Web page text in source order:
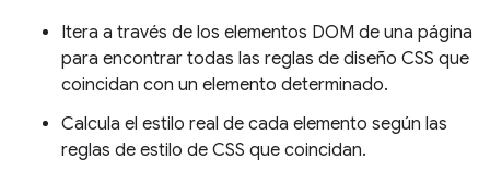
Itera a través de los elementos DOM de una página
para encontrar todas las reglas de diseño CSS que
coincidan con un elemento determinado.
Calcula el estilo real de cada elemento según las
reglas de estilo de CSS que coincidan.